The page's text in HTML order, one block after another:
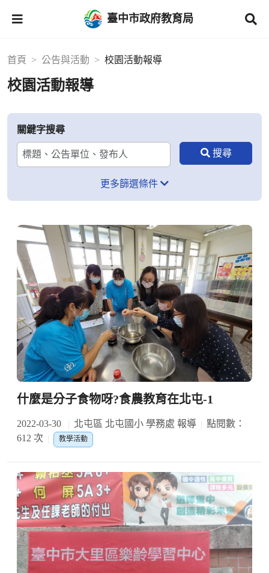
臺中市政府教育局
首頁 公告與活動 校園活動報導
校園活動報導
關鍵字搜尋
更多篩選條件
什麼是分子食物呀?食農教育在北屯-1
2022-03-30 北屯區 北屯國小 學務處 報導
點閱數：
612 次
教學活動